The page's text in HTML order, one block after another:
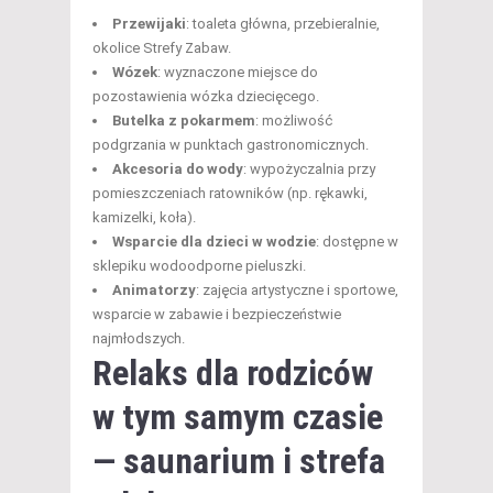
Przewijaki: toaleta główna, przebieralnie,
okolice Strefy Zabaw.
Wózek: wyznaczone miejsce do
pozostawienia wózka dziecięcego.
Butelka z pokarmem: możliwość
podgrzania w punktach gastronomicznych.
Akcesoria do wody: wypożyczalnia przy
pomieszczeniach ratowników (np. rękawki,
kamizelki, koła).
Wsparcie dla dzieci w wodzie: dostępne w
sklepiku wodoodporne pieluszki.
Animatorzy: zajęcia artystyczne i sportowe,
wsparcie w zabawie i bezpieczeństwie
najmłodszych.
Relaks dla rodziców
w tym samym czasie
— saunarium i strefa